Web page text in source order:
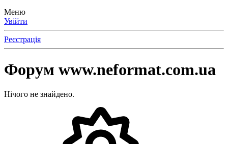
Меню
Увійти
Реєстрація
Форум www.neformat.com.ua
Нічого не знайдено.